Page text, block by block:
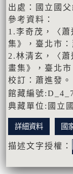
出處：國立國
參考資料：
1.李奇茂，〈
集》，臺北市
2.林清玄，〈
畫集》，臺北
校訂：蕭進發。
館藏編號
典藏單位:國立
詳細資料 國
描述文字授權：